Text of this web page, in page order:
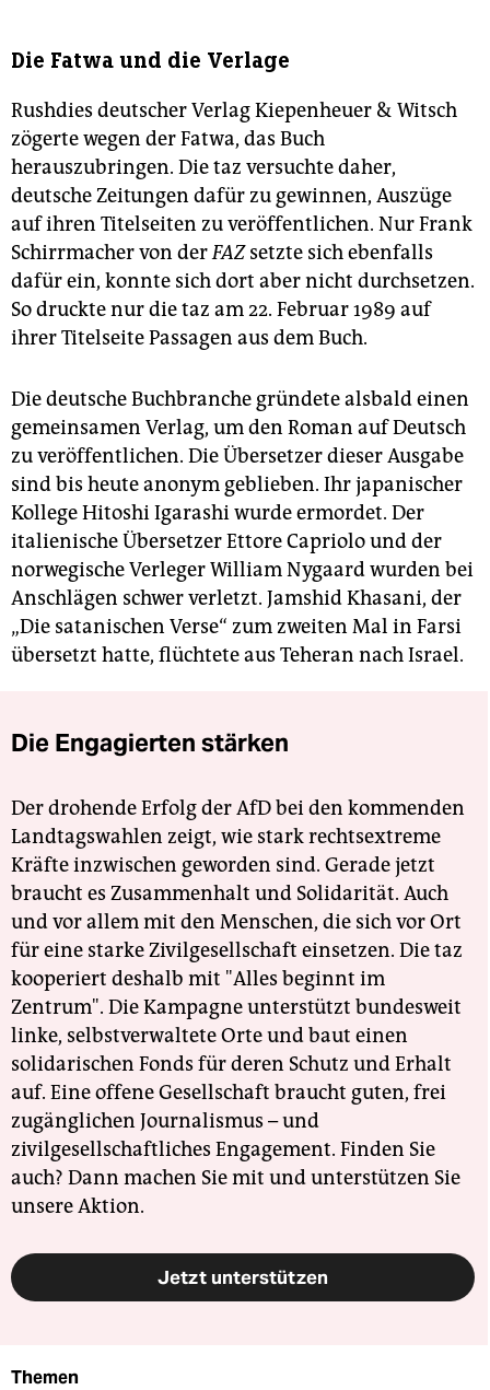
Die Fatwa und die Verlage
Rushdies deutscher Verlag Kiepenheuer & Witsch
zögerte wegen der Fat­wa, das Buch
herauszubringen. Die taz versuchte daher,
deutsche Zeitungen dafür zu gewinnen, Auszüge
auf ihren Titelseiten zu veröffentlichen. Nur Frank
Schirrmacher von derFAZsetzte sich ebenfalls
dafür ein, konnte sich dort aber nicht durchsetzen.
So druckte nur die taz am 22. Februar 1989 auf
ihrer Titelseite Passagen aus dem Buch.
Die deutsche Buchbranche gründete alsbald einen
gemeinsamen Verlag, um den Roman auf Deutsch
zu veröffentlichen. Die Übersetzer dieser Ausgabe
sind bis heute anonym geblieben. Ihr japanischer
Kollege Hitoshi Igarashi wurde ermordet. Der
italienische Übersetzer Ettore Capriolo und der
norwegische Verleger William Nygaard wurden bei
Anschlägen schwer verletzt. Jamshid Khasani, der
„Die satanischen Verse“ zum zweiten Mal in Farsi
übersetzt hatte, flüchtete aus Teheran nach Israel.
Die Engagierten stärken
Der drohende Erfolg der AfD bei den kommenden
Landtagswahlen zeigt, wie stark rechtsextreme
Kräfte inzwischen geworden sind. Gerade jetzt
braucht es Zusammenhalt und Solidarität. Auch
und vor allem mit den Menschen, die sich vor Ort
für eine starke Zivilgesellschaft einsetzen. Die taz
kooperiert deshalb mit "Alles beginnt im
Zentrum". Die Kampagne unterstützt bundesweit
linke, selbstverwaltete Orte und baut einen
solidarischen Fonds für deren Schutz und Erhalt
auf. Eine offene Gesellschaft braucht guten, frei
zugänglichen Journalismus – und
zivilgesellschaftliches Engagement. Finden Sie
auch? Dann machen Sie mit und unterstützen Sie
unsere Aktion.
Jetzt unterstützen
Themen